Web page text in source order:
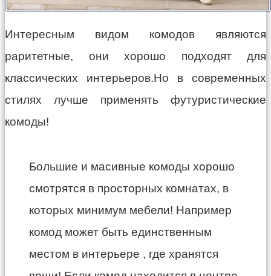
Интересным видом комодов являются
раритетные, они хорошо подходят для
классических интерьеров.Но в современных
стилях лучше применять футуристические
комоды!
Большие и масивные комоды хорошо
смотрятся в просторных комнатах, в
которых минимум мебели! Например
комод может быть единственным
местом в интерьере , где хранятся